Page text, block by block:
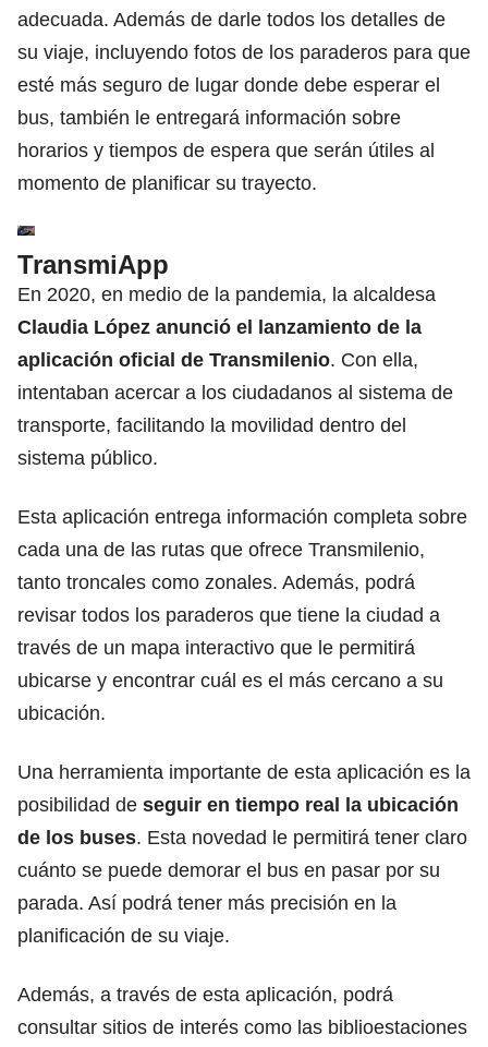
adecuada. Además de darle todos los detalles de
su viaje, incluyendo fotos de los paraderos para que
esté más seguro de lugar donde debe esperar el
bus, también le entregará información sobre
horarios y tiempos de espera que serán útiles al
momento de planificar su trayecto.
TransmiApp
En 2020, en medio de la pandemia, la alcaldesa
Claudia López anunció el lanzamiento de la
aplicación oficial de Transmilenio. Con ella,
intentaban acercar a los ciudadanos al sistema de
transporte, facilitando la movilidad dentro del
sistema público.
Esta aplicación entrega información completa sobre
cada una de las rutas que ofrece Transmilenio,
tanto troncales como zonales. Además, podrá
revisar todos los paraderos que tiene la ciudad a
través de un mapa interactivo que le permitirá
ubicarse y encontrar cuál es el más cercano a su
ubicación.
Una herramienta importante de esta aplicación es la
posibilidad de seguir en tiempo real la ubicación
de los buses. Esta novedad le permitirá tener claro
cuánto se puede demorar el bus en pasar por su
parada. Así podrá tener más precisión en la
planificación de su viaje.
Además, a través de esta aplicación, podrá
consultar sitios de interés como las biblioestaciones